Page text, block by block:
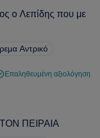
ο Λεπίδης που με
Αντρικό
Επαληθευμένη αξιολόγηση
ΠΕΙΡΑΙΑ